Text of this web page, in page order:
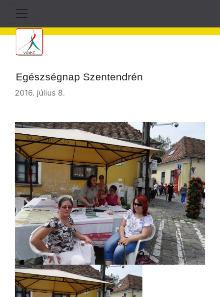
Egészségnap Szentendrén
2016. július 8.